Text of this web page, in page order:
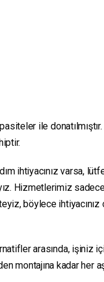
ile
ihtiyacınız varsa,
Hizmetlerimiz sadece
böylece ihtiyacınız
arasında, işiniz
montajına kadar her